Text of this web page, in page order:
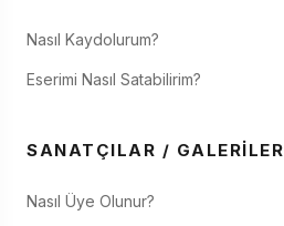
Nasıl Kaydolurum?
Eserimi Nasıl Satabilirim?
SANATÇILAR / GALERILER
Nasıl Üye Olunur?